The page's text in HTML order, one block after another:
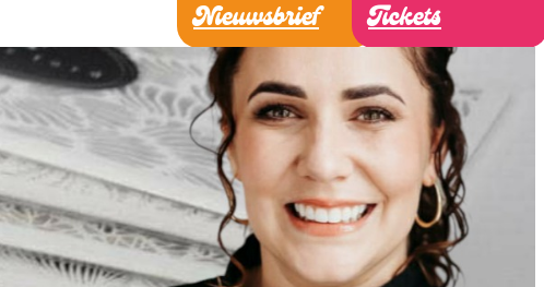
Nieuwsbrief Tickets